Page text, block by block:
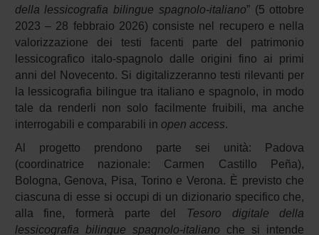
della lessicografia bilingue spagnolo-italiano” (5 ottobre
2023 – 28 febbraio 2026) consiste nel recupero e nella
valorizzazione dei testi facenti parte del patrimonio
lessicografico italo-spagnolo dalle origini fino ai primi
anni del Novecento. Si digitalizzeranno testi rilevanti per
la lessicografia bilingue tra italiano e spagnolo, in modo
tale da renderli non solo facilmente fruibili, ma anche
interrogabili e comparabili in open access.
Al progetto prendono parte sei unità: Padova
(coordinatrice nazionale: Carmen Castillo Peña),
Bologna, Genova, Pisa, Torino e Verona. È previsto che
ciascuna di esse si occupi di un dizionario specifico che,
alla fine, formerà parte del
Tesoro digitale della
lessicografia bilingue spagnolo-italiano che si intende